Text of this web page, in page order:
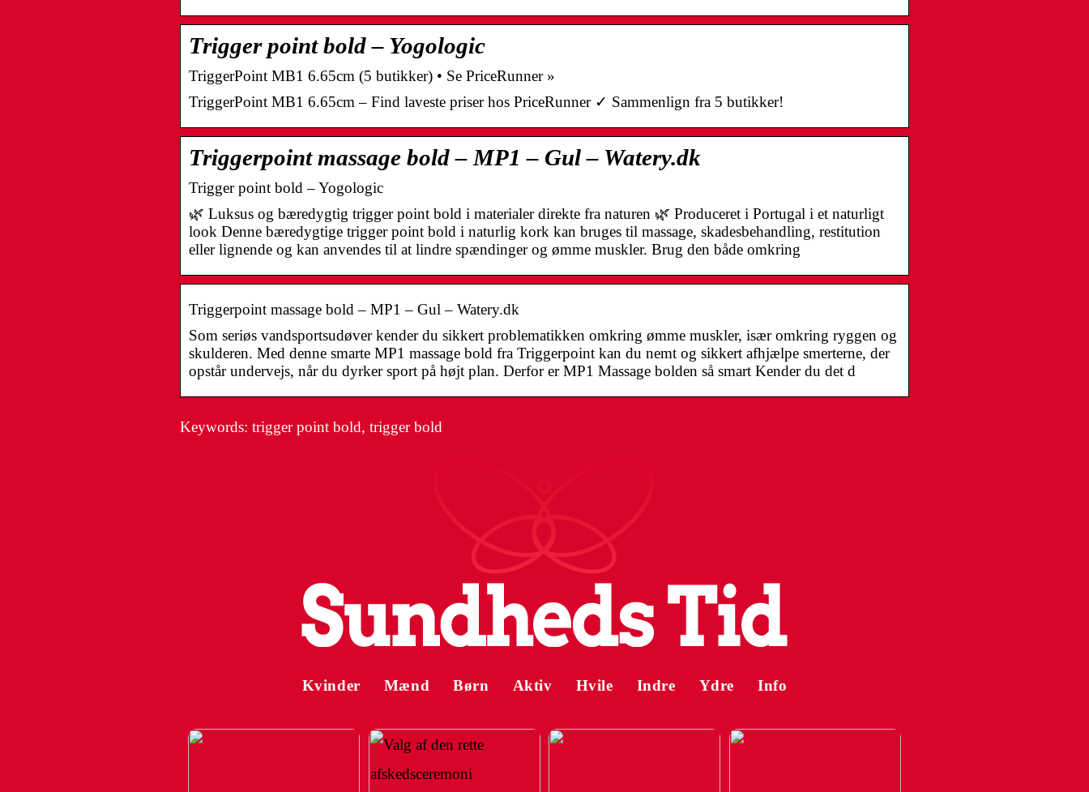
Trigger point bold – Yogologic
TriggerPoint MB1 6.65cm (5 butikker) • Se PriceRunner »
TriggerPoint MB1 6.65cm – Find laveste priser hos PriceRunner ✓ Sammenlign fra 5 butikker!
Triggerpoint massage bold – MP1 – Gul – Watery.dk
Trigger point bold – Yogologic
🌿 Luksus og bæredygtig trigger point bold i materialer direkte fra naturen 🌿 Produceret i Portugal i et naturligt
look Denne bæredygtige trigger point bold i naturlig kork kan bruges til massage, skadesbehandling, restitution
eller lignende og kan anvendes til at lindre spændinger og ømme muskler. Brug den både omkring
Triggerpoint massage bold – MP1 – Gul – Watery.dk
Som seriøs vandsportsudøver kender du sikkert problematikken omkring ømme muskler, især omkring ryggen og
skulderen. Med denne smarte MP1 massage bold fra Triggerpoint kan du nemt og sikkert afhjælpe smerterne, der
opstår undervejs, når du dyrker sport på højt plan. Derfor er MP1 Massage bolden så smart Kender du det d
Keywords: trigger point bold, trigger bold
Kvinder Mænd Børn Aktiv Hvile Indre Ydre Info